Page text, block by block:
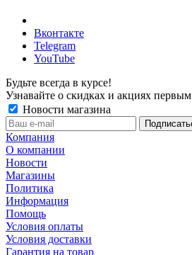
Вконтакте
Telegram
YouTube
Будьте всегда в курсе!
Узнавайте о скидках и акциях первым
Новости магазина
Компания
О компании
Новости
Магазины
Политика
Информация
Помощь
Условия оплаты
Условия доставки
Гарантия на товар